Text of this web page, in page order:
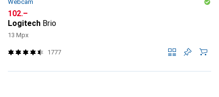
Webcam
CHF
102.–
Logitech Brio
13 Mpx
1777